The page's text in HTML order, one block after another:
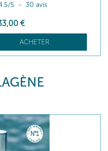
/5 - 30 avis
,00 €
ACHETER